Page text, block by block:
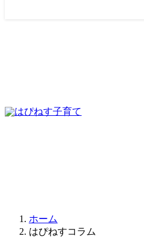
ホーム
はぴねすコラム